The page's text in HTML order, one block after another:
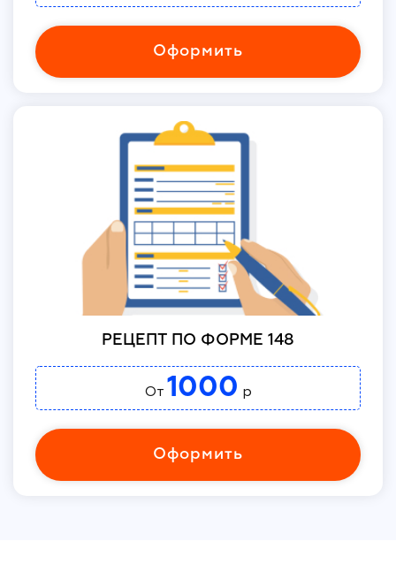
Оформить
РЕЦЕПТ ПО ФОРМЕ 148
От 1000 р
Оформить